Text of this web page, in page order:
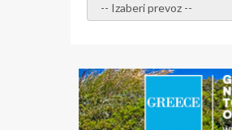
- izaberi prevoz -